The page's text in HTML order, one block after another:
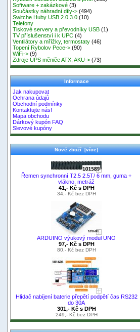
Software + zakázkové (3)
Součástky náhradní díly-> (494)
Switche Huby USB 2.0 3.0 (10)
Telefony
Tiskové servery a převodníky USB (1)
TV příslušenství i k UPC (4)
Ventilátory a mřížky, termostaty (46)
Topení Rybolov Pece-> (90)
WiFi-> (9)
Zdroje UPS měniče ATX, AKU-> (73)
Informace
Jak nakupovat
Ochrana údajů
Obchodní podmínky
Kontaktujte nás!
Mapa obchodu
Dárkový kupón FAQ
Slevové kupóny
Nové zboží [více]
Řemen synchronní T2.5 2.5T/ 6 mm, guma +
vlákno, metráž
41,- Kč s DPH
34,- Kč bez DPH
ARDUINO výukový modul UNO
97,- Kč s DPH
80,- Kč bez DPH
Hlídač nabíjení baterie přepětí podpětí čas RS232
do 30A
301,- Kč s DPH
249,- Kč bez DPH